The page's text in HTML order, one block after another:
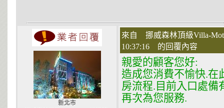
新北市
來自 挪威森林頂級Villa-
10:37:16 的回覆內容
親愛的顧客您好:
造成您消費不愉快.在
房流程.目前入口處備
再次為您服務.